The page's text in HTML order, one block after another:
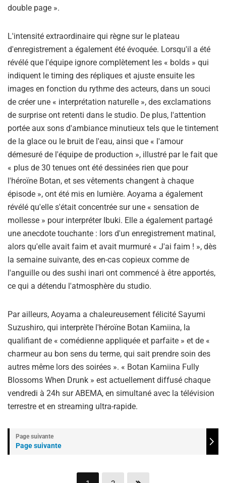
double page ».
L'intensité extraordinaire qui règne sur le plateau
d'enregistrement a également été évoquée. Lorsqu'il a été
révélé que l'équipe ignore complètement les « bolds » qui
indiquent le timing des répliques et ajuste ensuite les
images en fonction du rythme des acteurs, dans un souci
de créer une « interprétation naturelle », des exclamations
de surprise ont retenti dans le studio. De plus, l'attention
portée aux sons d'ambiance minutieux tels que le tintement
de la glace ou le bruit de l'eau, ainsi que « l'amour
démesuré de l'équipe de production », illustré par le fait que
« plus de 30 tenues ont été dessinées rien que pour
l'héroïne Botan, et ses vêtements changent à chaque
épisode », ont été mis en lumière. Aoyama a également
révélé qu'elle s'était concentrée sur une « sensation de
mollesse » pour interpréter Ibuki. Elle a également partagé
une anecdote touchante : lors d'un enregistrement matinal,
alors qu'elle avait faim et avait murmuré « J'ai faim ! », dès
la semaine suivante, des en-cas copieux comme de
l'anguille ou des sushi inari ont commencé à être apportés,
ce qui a détendu l'atmosphère du studio.
Par ailleurs, Aoyama a chaleureusement félicité Sayumi
Suzushiro, qui interprète l'héroïne Botan Kamiina, la
qualifiant de « comédienne appliquée et parfaite » et de «
charmeur au bon sens du terme, qui sait prendre soin des
autres même lors des soirées ». « Botan Kamiina Fully
Blossoms When Drunk » est actuellement diffusé chaque
vendredi à 24h sur ABEMA, en simultané avec la télévision
terrestre et en streaming ultra-rapide.
Page suivante